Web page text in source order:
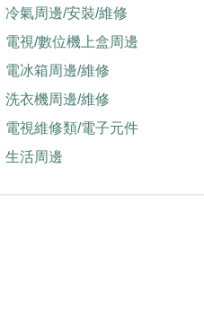
冷氣周邊/安裝/維修
電視/數位機上盒周邊
電冰箱周邊/維修
洗衣機周邊/維修
電視維修類/電子元件
生活周邊